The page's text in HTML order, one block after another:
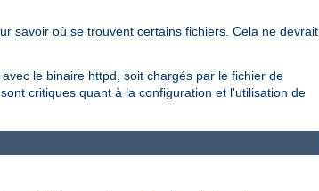
savoir où se trouvent certains fichiers. Cela ne devrait
le binaire httpd, soit chargés par le fichier de
critiques quant à la configuration et l'utilisation de